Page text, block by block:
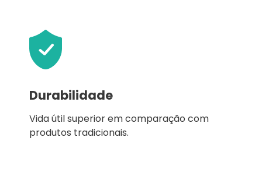
Durabilidade
Vida útil superior em comparação com
produtos tradicionais.